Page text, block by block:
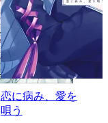
恋に病み、愛を
唄う